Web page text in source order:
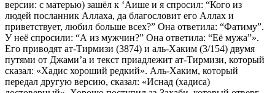
версии: с матерью) зашёл к ‘Аише и я спросил: “Кого из
людей посланник Аллаха, да благословит его Аллах и
приветствует, любил больше всех?” Она ответила: “Фатиму”.
У неё спросили: “А из мужчин?” Она ответила: “Её мужа”».
Его приводят ат-Тирмизи (3874) и аль-Хаким (3/154) двумя
путями от Джами’а и текст приадлежит ат-Тирмизи, который
сказал: «Хадис хороший редкий». Аль-Хаким, который
передал другую версию, сказал: «Иснад (хадиса)